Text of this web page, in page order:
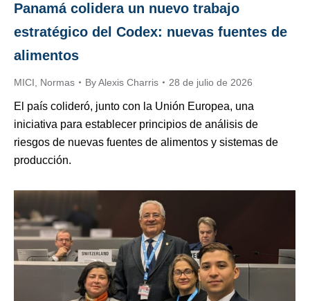
Panamá colidera un nuevo trabajo
estratégico del Codex: nuevas fuentes de
alimentos
MICI Normas ByAlexis Charris 28 de julio de 2026
El país colideró, junto con la Unión Europea, una
iniciativa para establecer principios de análisis de
riesgos de nuevas fuentes de alimentos y sistemas de
producción.